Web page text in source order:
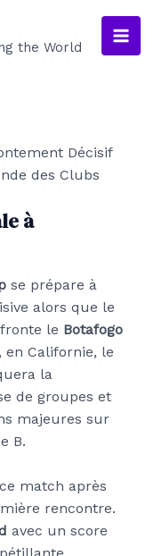
the World
Main
à
se prépare à
alors que le
le Botafogo
en Californie, le
la
de groupes et
majeures sur
B.
match après
rencontre.
avec un score